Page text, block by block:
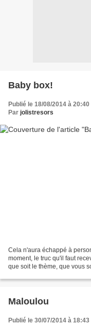
Baby box!
Publié le 18/08/2014 à 20:40
Par jolistresors
Cela n'aura échappé à
moment, le truc qu'il faut
que soit le thème, que vous
Maloulou
Publié le 30/07/2014 à 18:43